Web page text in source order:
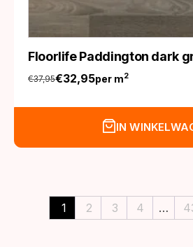
Floorlife Paddington dark
€37,95
Oorspronkelijke
prijs
€32,95
Huidige
prijs
per m2
IN
1 2 3 4 …